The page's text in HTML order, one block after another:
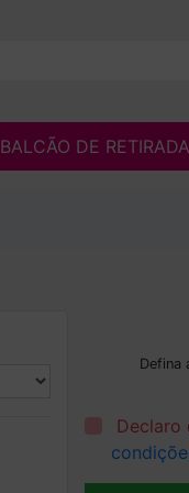
BALCÃO DE RETIRADA
Defina